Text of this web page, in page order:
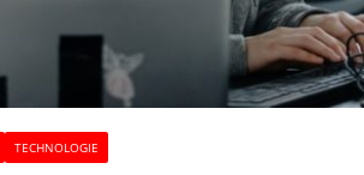
TECHNOLOGIE